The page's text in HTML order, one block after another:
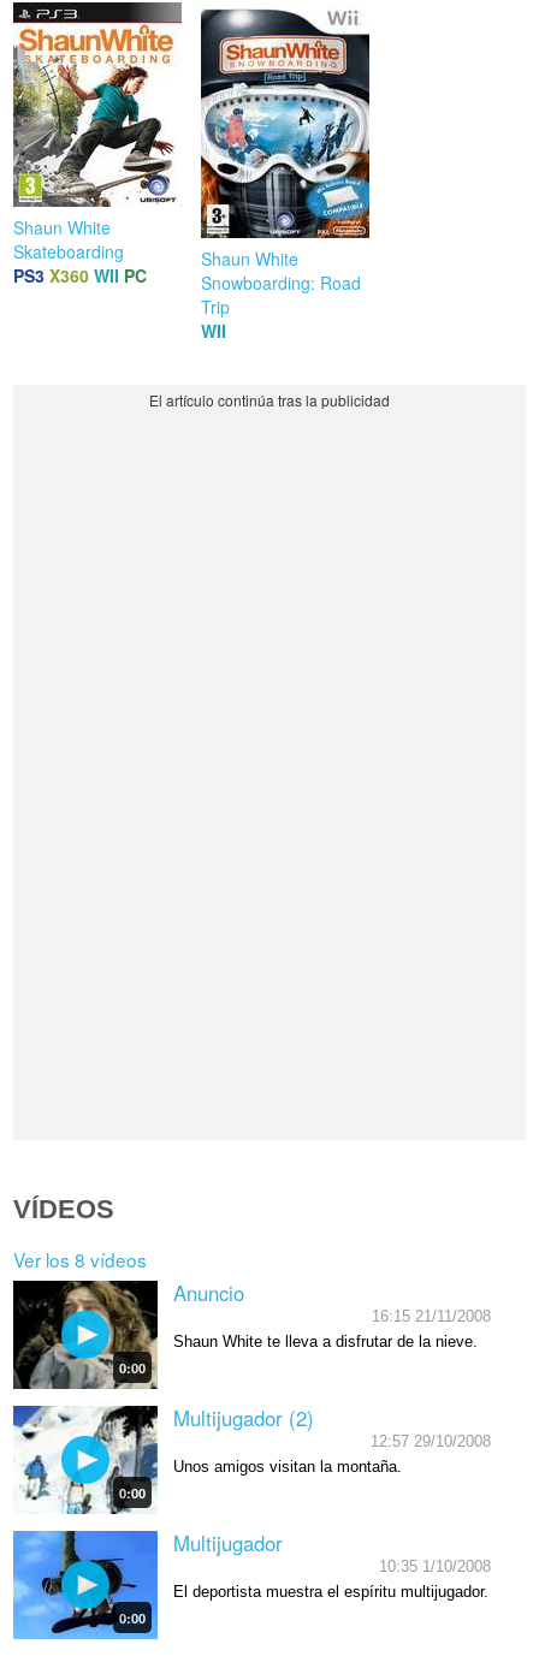
Shaun White
Skateboarding
PS3 X360 WII PC
Shaun White
Snowboarding: Road
Trip
WII
VÍDEOS
Ver los 8 vídeos
0:00
Anuncio
16:15 21/11/2008
Shaun White te lleva a disfrutar de la nieve.
0:00
Multijugador (2)
12:57 29/10/2008
Unos amigos visitan la montaña.
0:00
Multijugador
10:35 1/10/2008
El deportista muestra el espíritu multijugador.